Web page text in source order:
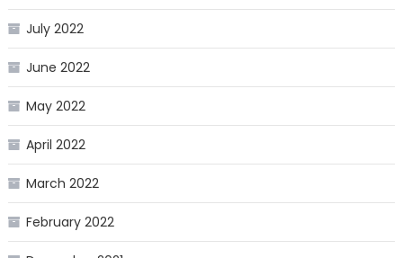
July 2022
June 2022
May 2022
April 2022
March 2022
February 2022